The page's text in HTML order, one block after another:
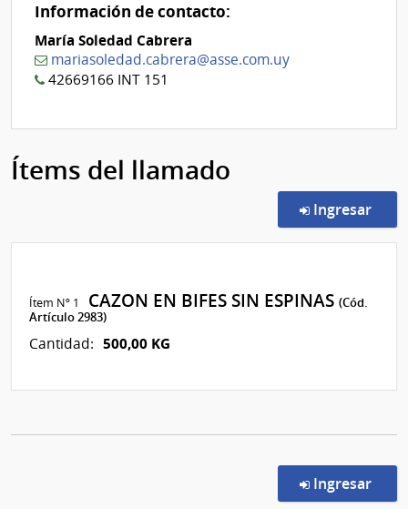
Información de contacto:
María Soledad Cabrera
mariasoledad.cabrera@asse.com.uy
42669166 INT 151
Ítems del llamado
Ingresar
Ítem Nº 1 CAZON EN BIFES SIN ESPINAS(Cód.
Artículo 2983)
Cantidad: 500,00 KG
Ingresar